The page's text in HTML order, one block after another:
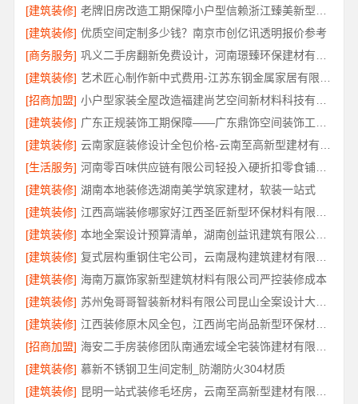
[建筑装修]
[建筑装修] 优质空间定制多少钱？南京市创亿讯透明报价参考
[商务服务]
[建筑装修]
[招商加盟]
[建筑装修]
[建筑装修]
[生活服务]
河南零百味供应链有限公司轻投入硬折扣零食铺低风险经营
[建筑装修] 湖南本地装修选湖南美学筑家建材，软装一站式
[建筑装修]
[建筑装修]
本地全案设计预算清单，湖南创益讯建筑有限公司透明化服务
[建筑装修]
[建筑装修] 海南万赢饰家新型建筑材料有限公司严控装修成本
[建筑装修]
苏州兔哥哥智装新材料有限公司昆山全案设计大平层快速施工
[建筑装修]
江西装修原木风全包，江西尚宅尚品新型环保材料有限公司一站式服务
[招商加盟]
[建筑装修] 慕新不锈钢卫生间定制_防潮防火304材质
[建筑装修]